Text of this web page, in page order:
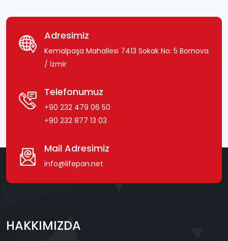
Adresimiz
Kemalpaşa Mahallesi 7413 Sokak No: 5 Bornova
/ İzmir
Telefonumuz
+90 232 479 06 50
+90 232 877 13 03
Mail Adresimiz
info@lifepan.net
HAKKIMIZDA